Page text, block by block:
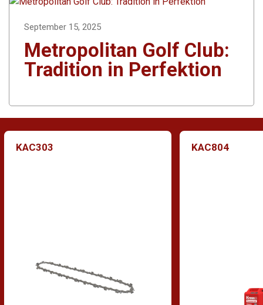
September 15, 2025
Metropolitan Golf Club:
Tradition in Perfektion
KAC303 KAC804